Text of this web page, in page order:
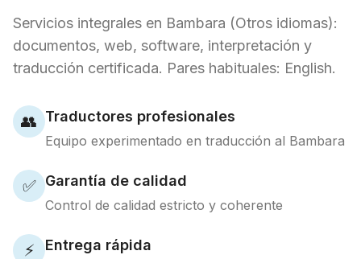
Servicios integrales en Bambara (Otros idiomas):
documentos, web, software, interpretación y
traducción certificada. Pares habituales: English.
👥 Traductores profesionales
Equipo experimentado en traducción al Bambara
✅ Garantía de calidad
Control de calidad estricto y coherente
⚡ Entrega rápida